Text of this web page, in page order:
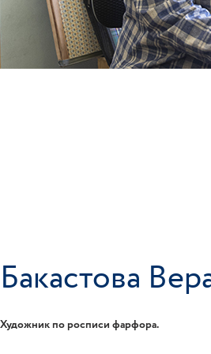
Бакастова
Художник по росписи фарфора.